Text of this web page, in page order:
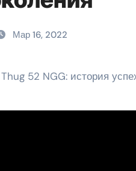
Мар 16, 2022